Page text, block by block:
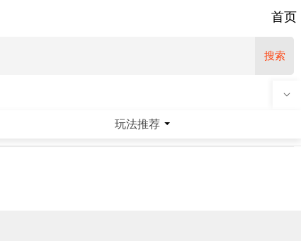
首页
搜索
玩法推荐